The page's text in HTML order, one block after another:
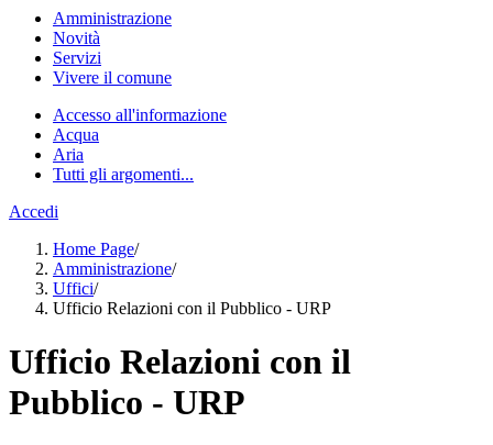
Amministrazione
Novità
Servizi
Vivere il comune
Accesso all'informazione
Acqua
Aria
Tutti gli argomenti...
Accedi
Home Page/
Amministrazione/
Uffici/
Ufficio Relazioni con il Pubblico - URP
Ufficio Relazioni con il
Pubblico - URP